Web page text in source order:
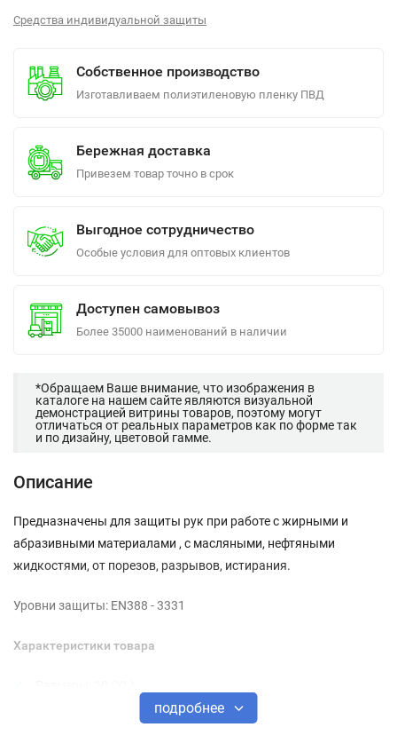
Средства индивидуальной защиты
Собственное производство
Изготавливаем полиэтиленовую пленку ПВД
Бережная доставка
Привезем товар точно в срок
Выгодное сотрудничество
Особые условия для оптовых клиентов
Доступен самовывоз
Более 35000 наименований в наличии
*Обращаем Ваше внимание, что изображения в
каталоге на нашем сайте являются визуальной
демонстрацией витрины товаров, поэтому могут
отличаться от реальных параметров как по форме так
и по дизайну, цветовой гамме.
Описание
Предназначены для защиты рук при работе с жирными и
абразивными материалами , с масляными, нефтяными
жидкостями, от порезов, разрывов, истирания.
Уровни защиты: EN388 - 3331
Характеристики товара
Срок годности: 36 месяцев.
подробнее